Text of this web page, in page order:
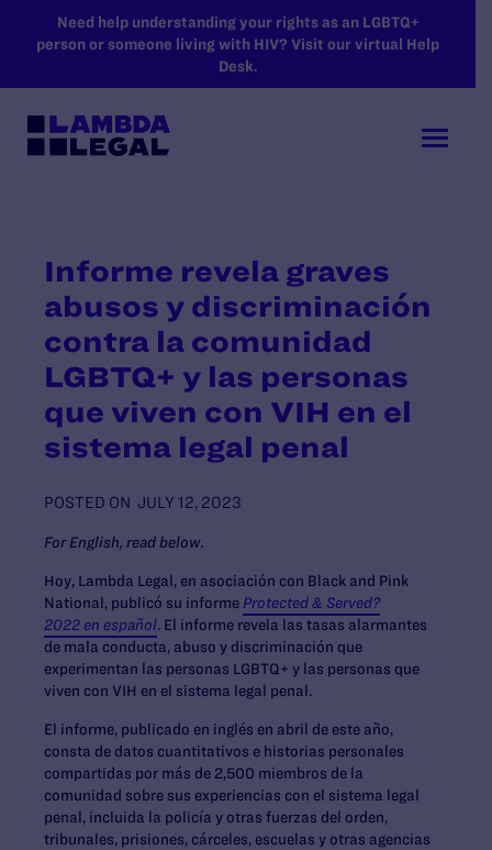
SKIP TO MAIN CONTENT
Need help understanding your rights as an LGBTQ+
person or someone living with HIV? Visit our virtual Help
Desk.
Informe revela graves
abusos y discriminación
contra la comunidad
LGBTQ+ y las personas
que viven con VIH en el
sistema legal penal
POSTED ON JULY 12, 2023
For English, read below.
Hoy, Lambda Legal, en asociación con Black and Pink
National, publicó su informe Protected & Served?
2022 en español. El informe revela las tasas alarmantes
de mala conducta, abuso y discriminación que
experimentan las personas LGBTQ+ y las personas que
viven con VIH en el sistema legal penal.
El informe, publicado en inglés en abril de este año,
consta de datos cuantitativos e historias personales
compartidas por más de 2,500 miembros de la
comunidad sobre sus experiencias con el sistema legal
penal, incluida la policía y otras fuerzas del orden,
tribunales, prisiones, cárceles, escuelas y otras agencias